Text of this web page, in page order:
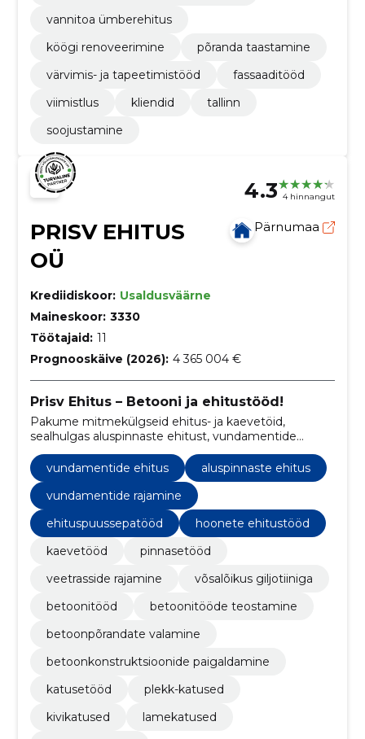
vannitoa ümberehitus
köögi renoveerimine
põranda taastamine
värvimis- ja tapeetimistööd
fassaaditööd
viimistlus
kliendid
tallinn
soojustamine
4.3 4 hinnangut
PRISV EHITUS
OÜ
Pärnumaa
Krediidiskoor: Usaldusväärne
Maineskoor: 3330
Töötajaid: 11
Prognooskäive (2026): 4 365 004 €
Prisv Ehitus – Betooni ja ehitustööd!
Pakume mitmekülgseid ehitus- ja kaevetöid,
sealhulgas aluspinnaste ehitust, vundamentide
vundamentide ehitus
aluspinnaste ehitus
vundamentide rajamine
ehituspuussepatööd
hoonete ehitustööd
kaevetööd
pinnasetööd
veetrasside rajamine
võsalõikus giljotiiniga
betoonitööd
betoonitööde teostamine
betoonpõrandate valamine
betoonkonstruktsioonide paigaldamine
katusetööd
plekk-katused
kivikatused
lamekatused